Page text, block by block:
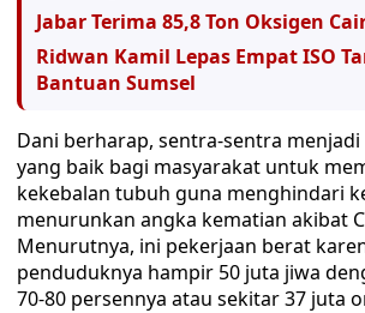
Jabar Terima 85,8 Ton Oksigen
Ridwan Kamil Lepas Empat ISO
Bantuan Sumsel
Dani berharap, sentra-sentra
yang baik bagi masyarakat untuk
kekebalan tubuh guna menghindari
menurunkan angka kematian akibat
Menurutnya, ini pekerjaan berat
penduduknya hampir 50 juta jiwa
70-80 persennya atau sekitar 37 juta